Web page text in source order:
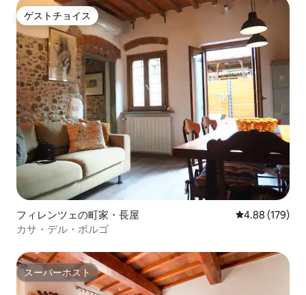
ゲストチョイス
ゲストチョイス
フィレンツェの町家・長屋 レビュー179
4.88 (179)
カサ・デル・ボルゴ
スーパーホスト
スーパーホスト